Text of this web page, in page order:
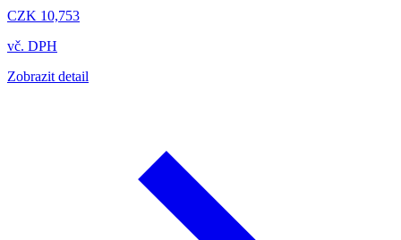
CZK 10,753
vč. DPH
Zobrazit detail